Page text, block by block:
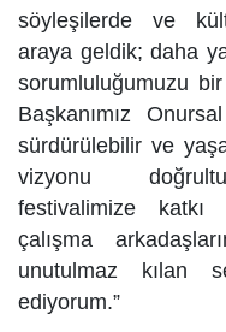
söyleşilerde ve
araya geldik; daha
sorumluluğumuzu
Başkanımız
sürdürülebilir ve
vizyonu
festivalimize katkı
çalışma
unutulmaz kılan
ediyorum.”